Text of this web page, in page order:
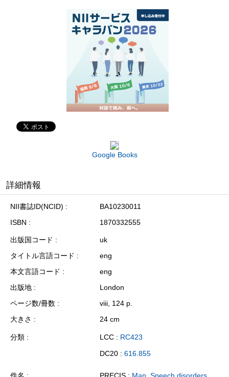
Google Books
詳細情報
NII書誌ID(NCID)
BA10230011
ISBN
1870332555
出版国コード
uk
タイトル言語コード
eng
本文言語コード
eng
出版地
London
ページ数/冊数
viii, 124 p.
大きさ
24 cm
分類 LCC : RC423
DC20 : 616.855